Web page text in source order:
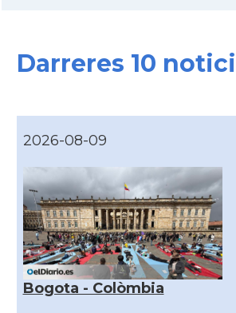
Darreres 10
2026-08-09
Bogota - Colòmbia